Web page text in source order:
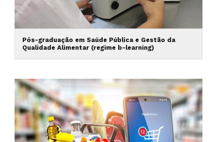
Pós-graduação em Saúde Pública e Gestão da
Qualidade Alimentar (regime b-learning)